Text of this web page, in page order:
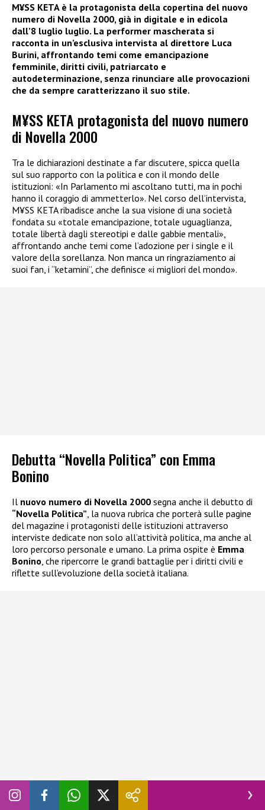
M¥SS KETA è la protagonista della copertina del nuovo
numero di Novella 2000, già in digitale e in edicola
dall’8 luglio luglio. La performer mascherata si
racconta in un’esclusiva intervista al direttore Luca
Burini, affrontando temi come emancipazione
femminile, diritti civili, patriarcato e
autodeterminazione, senza rinunciare alle provocazioni
che da sempre caratterizzano il suo stile.
M¥SS KETA protagonista del nuovo numero
di Novella 2000
Tra le dichiarazioni destinate a far discutere, spicca quella
sul suo rapporto con la politica e con il mondo delle
istituzioni: «In Parlamento mi ascoltano tutti, ma in pochi
hanno il coraggio di ammetterlo». Nel corso dell’intervista,
M¥SS KETA ribadisce anche la sua visione di una società
fondata su «totale emancipazione, totale uguaglianza,
totale libertà dagli stereotipi e dalle gabbie mentali»,
affrontando anche temi come l’adozione per i single e il
valore della sorellanza. Non manca un ringraziamento ai
suoi fan, i “ketamini”, che definisce «i migliori del mondo».
Debutta “Novella Politica” con Emma
Bonino
Il nuovo numero di Novella 2000 segna anche il debutto di
“Novella Politica”, la nuova rubrica che porterà sulle pagine
del magazine i protagonisti delle istituzioni attraverso
interviste dedicate non solo all’attività politica, ma anche al
loro percorso personale e umano. La prima ospite è Emma
Bonino, che ripercorre le grandi battaglie per i diritti civili e
riflette sull’evoluzione della società italiana.